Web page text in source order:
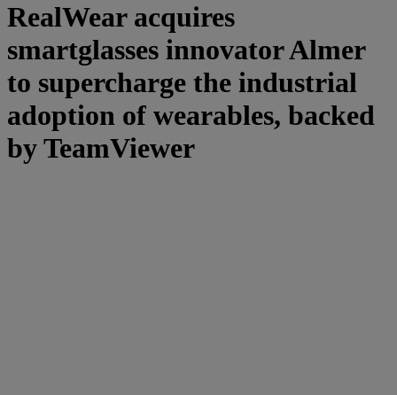
RealWear acquires
smartglasses innovator Almer
to supercharge the industrial
adoption of wearables, backed
by TeamViewer